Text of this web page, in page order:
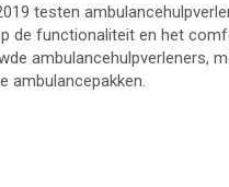
testen
de functionaliteit en het
ambulancehulpverleners,
ambulancepakken.